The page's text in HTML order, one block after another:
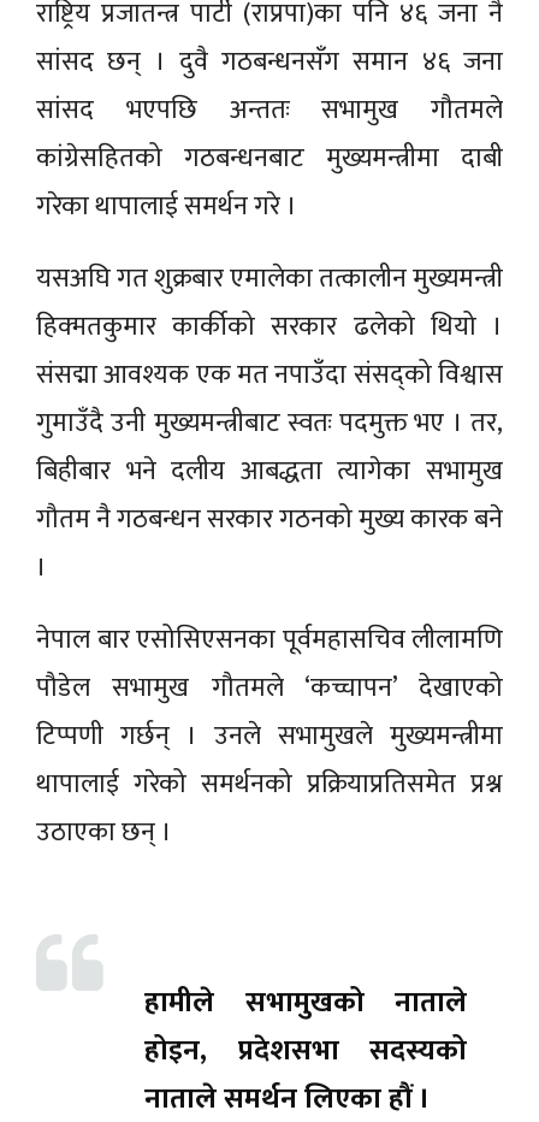
राष्ट्रिय प्रजातन्त्र पार्टी (राप्रपा)का पनि ४६ जना नै
सांसद छन् । दुवै गठबन्धनसँग समान ४६ जना
सांसद भएपछि अन्ततः सभामुख गौतमले
कांग्रेसहितको गठबन्धनबाट मुख्यमन्त्रीमा दाबी
गरेका थापालाई समर्थन गरे ।
यसअघि गत शुक्रबार एमालेका तत्कालीन मुख्यमन्त्री
हिक्मतकुमार कार्कीको सरकार ढलेको थियो ।
संसद्मा आवश्यक एक मत नपाउँदा संसद्को विश्वास
गुमाउँदै उनी मुख्यमन्त्रीबाट स्वतः पदमुक्त भए । तर,
बिहीबार भने दलीय आबद्धता त्यागेका सभामुख
गौतम नै गठबन्धन सरकार गठनको मुख्य कारक बने
।
नेपाल बार एसोसिएसनका पूर्वमहासचिव लीलामणि
पौडेल सभामुख गौतमले ‘कच्चापन’ देखाएको
टिप्पणी गर्छन् । उनले सभामुखले मुख्यमन्त्रीमा
थापालाई गरेको समर्थनको प्रक्रियाप्रतिसमेत प्रश्न
उठाएका छन् ।
हामीले सभामुखको नाताले
होइन, प्रदेशसभा सदस्यको
नाताले समर्थन लिएका हौं ।